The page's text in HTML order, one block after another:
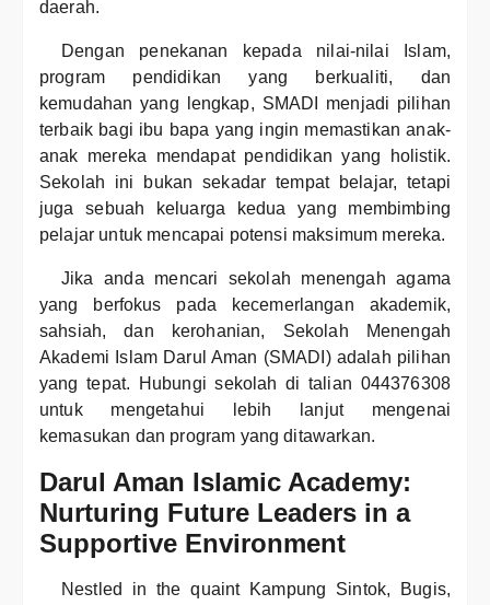
daerah.
Dengan penekanan kepada nilai-nilai Islam,
program pendidikan yang berkualiti, dan
kemudahan yang lengkap, SMADI menjadi pilihan
terbaik bagi ibu bapa yang ingin memastikan anak-
anak mereka mendapat pendidikan yang holistik.
Sekolah ini bukan sekadar tempat belajar, tetapi
juga sebuah keluarga kedua yang membimbing
pelajar untuk mencapai potensi maksimum mereka.
Jika anda mencari sekolah menengah agama
yang berfokus pada kecemerlangan akademik,
sahsiah, dan kerohanian, Sekolah Menengah
Akademi Islam Darul Aman (SMADI) adalah pilihan
yang tepat. Hubungi sekolah di talian 044376308
untuk mengetahui lebih lanjut mengenai
kemasukan dan program yang ditawarkan.
Darul Aman Islamic Academy:
Nurturing Future Leaders in a
Supportive Environment
Nestled in the quaint Kampung Sintok, Bugis,